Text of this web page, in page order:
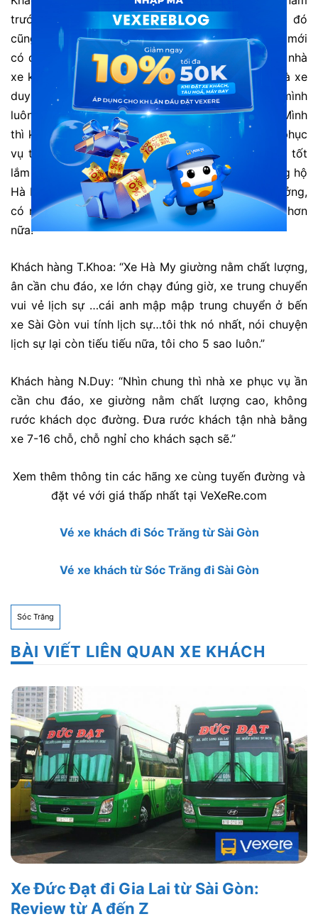
trước, qua lời giới thiệu của một người bạn. Lúc đó
cũng không có dịp gì để lên SG, mãi đến lên ĐH mới
có dịp đi xe, tới giờ cũng 2 năm rồi. Tuy có nhiều nhà
xe khác nhau nhưng do thói quen chỉ thích đi 1 nhà xe
duy nhất cũng như lời hứa với người bạn đó mà mình
luôn chọn Hà My cho chuyến hành trình của mình. Mình
thì không khó tính nên chất lượng cũng như cách phục
vụ theo mình thì ok rồi. Tuy có một vài lúc chưa tốt
lắm nhưng vẫn có thể thông cảm được. Sẽ luôn ủng hộ
Hà My. Chúc các bạn thành công trên mọi nẻo đưởng,
có những chuyến đi an toàn và ngày thành công hơn
nữa!”
Khách hàng T.Khoa: “Xe Hà My giường nằm chất lượng,
ân cần chu đáo, xe lớn chạy đúng giờ, xe trung chuyển
vui vẻ lịch sự …cái anh mập mập trung chuyển ở bến
xe Sài Gòn vui tính lịch sự…tôi thk nó nhất, nói chuyện
lịch sự lại còn tiếu tiếu nữa, tôi cho 5 sao luôn.”
Khách hàng N.Duy: “Nhìn chung thì nhà xe phục vụ ần
cần chu đáo, xe giường nằm chất lượng cao, không
rước khách dọc đường. Đưa rước khách tận nhà bằng
xe 7-16 chỗ, chỗ nghỉ cho khách sạch sẽ.”
Xem thêm thông tin các hãng xe cùng tuyến đường và
đặt vé với giá thấp nhất tại VeXeRe.com
Vé xe khách đi Sóc Trăng từ Sài Gòn
Vé xe khách từ Sóc Trăng đi Sài Gòn
Sóc Trăng
BÀI VIẾT LIÊN QUAN XE KHÁCH
Xe Đức Đạt đi Gia Lai từ Sài Gòn:
Review từ A đến Z